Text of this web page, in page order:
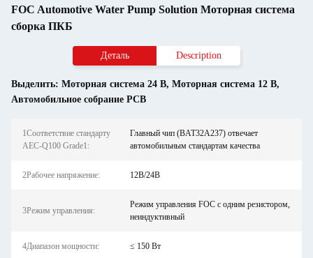
FOC Automotive Water Pump Solution Моторная система
сборка ПКБ
Деталь Description
Выделить: Моторная система 24 В, Моторная система 12 В,
Автомобильное собрание PCB
1Соответствие стандарту
AEC-Q100 Grade1:
Главный чип (BAT32A237) отвечает
автомобильным стандартам качества
2Рабочее напряжение: 12В/24В
3Режим управления:
Режим управления FOC с одним резистором,
неиндуктивный
4Диапазон мощности: ≤ 150 Вт